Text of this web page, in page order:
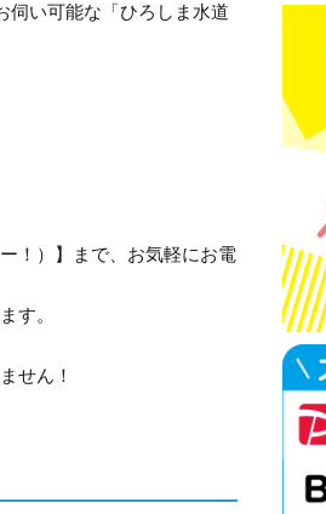
伺い可能な「ひろしま水道
！）】まで、お気軽にお電
す。
せん！